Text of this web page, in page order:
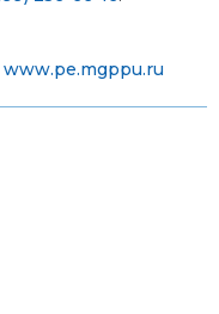
www.pe.mgppu.ru